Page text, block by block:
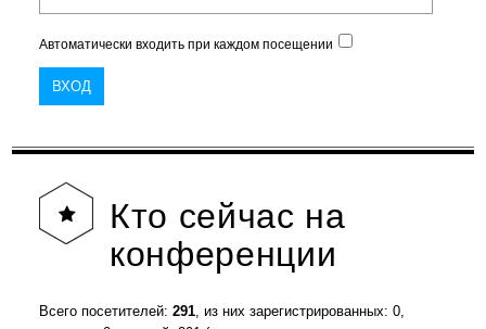
Автоматически входить при каждом посещении
Кто сейчас на
конференции
Всего посетителей:291, из них зарегистрированных: 0,